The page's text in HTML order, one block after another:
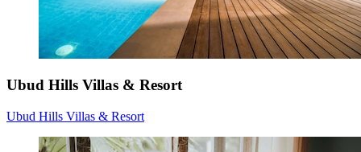
Ubud Hills Villas & Resort
Ubud Hills Villas & Resort